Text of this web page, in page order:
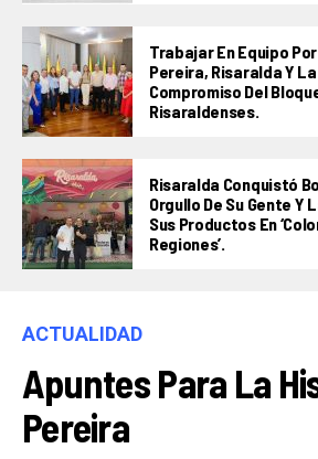
Trabajar En Equipo
Pereira, Risaralda Y
Compromiso Del
Risaraldenses.
Risaralda Conquistó
Orgullo De Su Gente Y
Sus Productos En
Regiones’.
ACTUALIDAD
Apuntes Para La
Pereira